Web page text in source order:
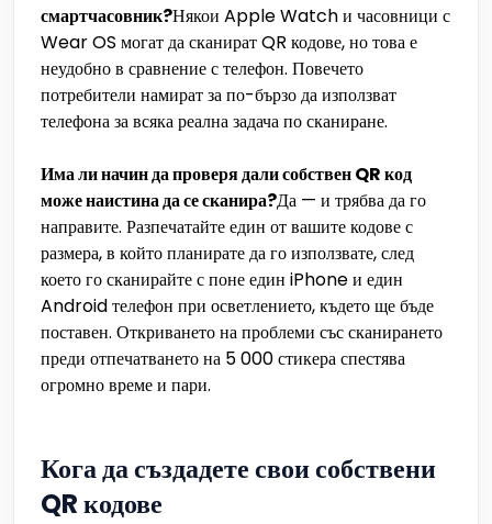
смартчасовник?Някои Apple Watch и часовници с
Wear OS могат да сканират QR кодове, но това е
неудобно в сравнение с телефон. Повечето
потребители намират за по-бързо да използват
телефона за всяка реална задача по сканиране.
Има ли начин да проверя дали собствен QR код
може наистина да се сканира?Да — и трябва да го
направите. Разпечатайте един от вашите кодове с
размера, в който планирате да го използвате, след
което го сканирайте с поне един iPhone и един
Android телефон при осветлението, където ще бъде
поставен. Откриването на проблеми със сканирането
преди отпечатването на 5 000 стикера спестява
огромно време и пари.
Кога да създадете свои собствени
QR кодове